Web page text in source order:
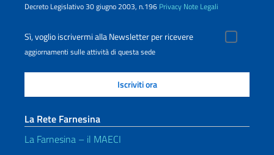
Decreto Legislativo 30 giugno 2003, n.196 Privacy Note Legali
Sì, voglio iscrivermi alla Newsletter per ricevere
aggiornamenti sulle attività di questa sede
La Rete Farnesina
La Farnesina – il MAECI